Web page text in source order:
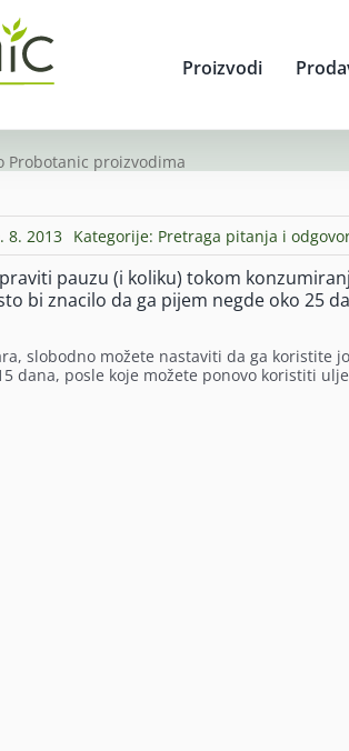
Proizvodi
Probotanic proizvodima
8. 2013 Kategorije: Pretraga pitanja i
pauzu (i koliku) tokom
bi znacilo da ga pijem negde oko 25
slobodno možete nastaviti da ga koristite
dana, posle koje možete ponovo koristiti